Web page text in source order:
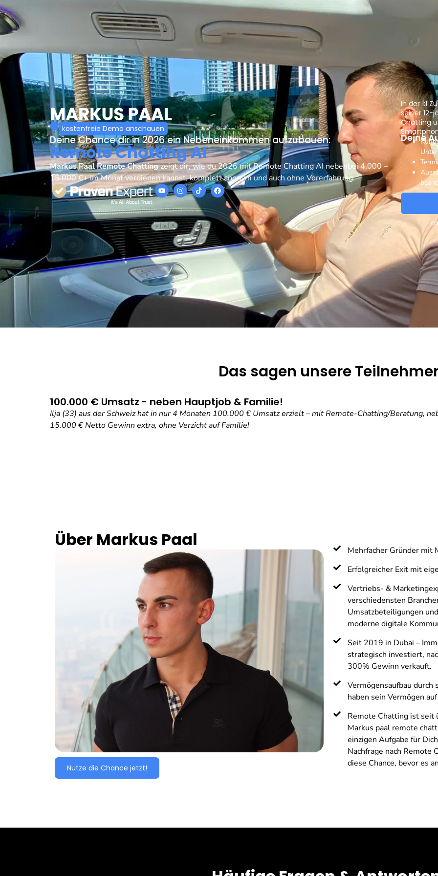
kostenfreie Demo anschauen
Deine Chance dir in 2026 ein Nebeneinkommen aufzubauen:
Remote Chatting AI
Markus Paal Remote Chattingzeigt dir, wie du 2026 mit Remote Chatting AI nebenbei 4.000 –
15.000 €+ im Monat verdienen kannst, komplett anonym und auch ohne Vorerfahrung.
In der 1:1
seiner 12-
Chatting
Deine
Das sagen unsere
100.000 € Umsatz - neben Hauptjob & Familie!
Ilja (33) aus der Schweiz hat in nur 4 Monaten 100.000 € Umsatz erzielt – mit Remote-Chatting/Beratung,
15.000 € Netto Gewinn extra, ohne Verzicht auf Familie!
Über Markus Paal
Nutze die Chance jetzt!
Mehrfacher Gründer mit
Erfolgreicher Exit mit
Vertriebs- &
verschiedensten
Umsatzbeteiligungen
moderne digitale
Seit 2019 in Dubai –
strategisch investiert,
300% Gewinn verkauft.
Vermögensaufbau durch
haben sein Vermögen
Remote Chatting ist seit
Markus paal remote
einzigen Aufgabe für
Nachfrage nach Remote
diese Chance, bevor es